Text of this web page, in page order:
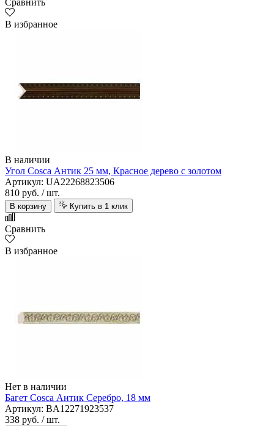
Сравнить
В избранное
В наличии
Угол Cosca Антик 25 мм, Красное дерево с золотом
Артикул: UA22268823506
810 руб. / шт.
В корзину Купить в 1 клик
Сравнить
В избранное
Нет в наличии
Багет Cosca Антик Серебро, 18 мм
Артикул: BA12271923537
338 руб. / шт.